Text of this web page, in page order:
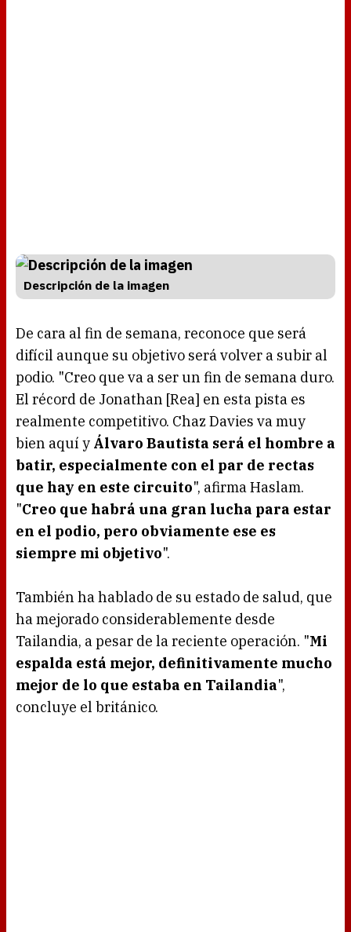
Descripción de la imagen
De cara al fin de semana, reconoce que será
difícil aunque su objetivo será volver a subir al
podio. "Creo que va a ser un fin de semana duro.
El récord de Jonathan [Rea] en esta pista es
realmente competitivo. Chaz Davies va muy
bien aquí y Álvaro Bautista será el hombre a
batir, especialmente con el par de rectas
que hay en este circuito", afirma Haslam.
"Creo que habrá una gran lucha para estar
en el podio, pero obviamente ese es
siempre mi objetivo".
También ha hablado de su estado de salud, que
ha mejorado considerablemente desde
Tailandia, a pesar de la reciente operación. "Mi
espalda está mejor, definitivamente mucho
mejor de lo que estaba en Tailandia",
concluye el británico.